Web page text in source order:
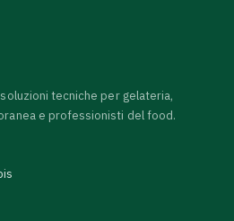
tecniche per gelateria,
e professionisti del food.